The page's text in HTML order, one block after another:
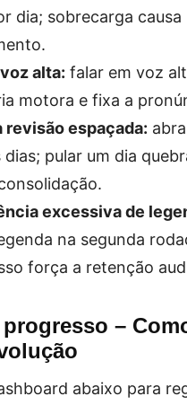
dia; sobrecarga causa
alta: falar em voz
motora e fixa a
revisão espaçada:
pular um dia
excessiva de
na segunda
força a retenção
–
abaixo para